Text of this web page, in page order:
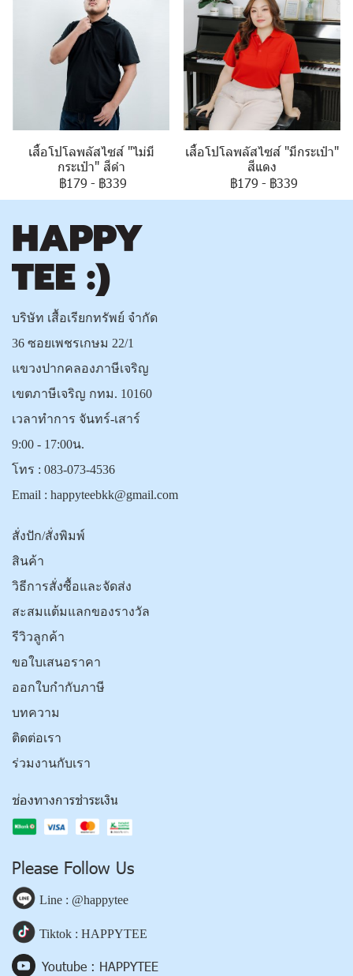
เสื้อโปโลพลัสไซส์ "ไม่มี
กระเป๋า" สีดำ
฿179 - ฿339
เสื้อโปโลพลัสไซส์ "มีกระเป๋า"
สีแดง
฿179 - ฿339
บริษัท เสื้อเรียกทรัพย์ จำกัด
36 ซอยเพชรเกษม 22/1
แขวงปากคลองภาษีเจริญ
เขตภาษีเจริญ กทม. 10160
เวลาทำการ จันทร์-เสาร์
9:00 - 17:00น.
โทร : 083-073-4536
Email : happyteebkk@gmail.com
สั่งปัก/สั่งพิมพ์
สินค้า
วิธีการสั่งซื้อและจัดส่ง
สะสมแต้มแลกของรางวัล
รีวิวลูกค้า
ขอใบเสนอราคา
ออกใบกำกับภาษี
บทความ
ติดต่อเรา
ร่วมงานกับเรา
ช่องทางการชำระเงิน
Please Follow Us
Line : @happytee
Tiktok : HAPPYTEE
Youtube : HAPPYTEE